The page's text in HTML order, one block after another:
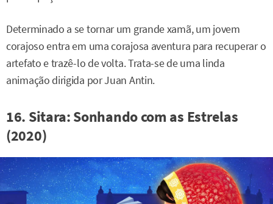
Determinado a se tornar um grande xamã, um jovem
corajoso entra em uma corajosa aventura para recuperar o
artefato e trazê-lo de volta. Trata-se de uma linda
animação dirigida por Juan Antin.
16. Sitara: Sonhando com as Estrelas
(2020)